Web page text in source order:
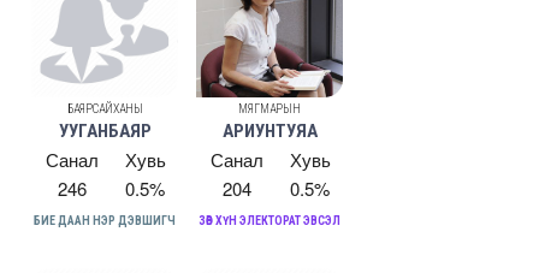
БАЯРСАЙХАНЫ
УУГАНБАЯР
Санал
Хувь
246
0.5%
БИЕ ДААН НЭР ДЭВШИГЧ
МЯГМАРЫН
АРИУНТУЯА
Санал
Хувь
204
0.5%
ЗӨВ ХҮН ЭЛЕКТОРАТ ЭВСЭЛ